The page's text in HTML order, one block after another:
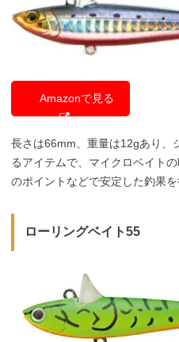
Amazonで見る
長さは66mm、重量は12gあり、
るアイテムで、マイクロベイト
のポイントなどで安定した釣果
ローリングベイト55